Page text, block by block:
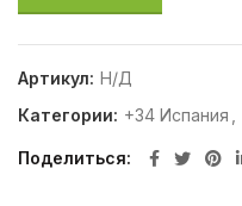
Артикул: Н/Д
Категории: +34 Испания
Поделиться